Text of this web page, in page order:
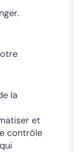
la
et
contrôle